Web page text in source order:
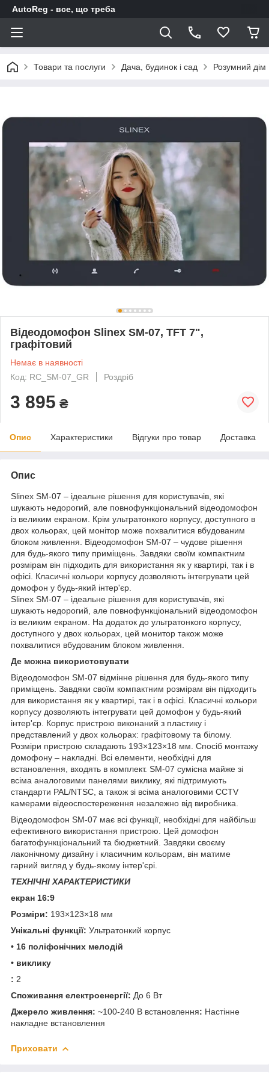
AutoReg - все, що треба
Товари та послуги Дача, будинок і сад Розумний дім
Відеодомофон Slinex SM-07, TFT 7",
графітовий
Немає в наявності
Код: RC_SM-07_GR
Роздріб
3 895 ₴
Опис Характеристики Відгуки про товар Доставка
Опис
Slinex SM-07 – ідеальне рішення для користувачів, які
шукають недорогий, але повнофункціональний відеодомофон
із великим екраном. Крім ультратонкого корпусу, доступного в
двох кольорах, цей монітор може похвалитися вбудованим
блоком живлення. Відеодомофон SM-07 – чудове рішення
для будь-якого типу приміщень. Завдяки своїм компактним
розмірам він підходить для використання як у квартирі, так і в
офісі. Класичні кольори корпусу дозволяють інтегрувати цей
домофон у будь-який інтер'єр.
Slinex SM-07 – ідеальне рішення для користувачів, які
шукають недорогий, але повнофункціональний відеодомофон
із великим екраном. На додаток до ультратонкого корпусу,
доступного у двох кольорах, цей монитор також може
похвалитися вбудованим блоком живлення.
Де можна використовувати
Відеодомофон SM-07 відмінне рішення для будь-якого типу
приміщень. Завдяки своїм компактним розмірам він підходить
для використання як у квартирі, так і в офісі. Класичні кольори
корпусу дозволяють інтегрувати цей домофон у будь-який
інтер'єр. Корпус пристрою виконаний з пластику і
представлений у двох кольорах: графітовому та білому.
Розміри пристрою складають 193×123×18 мм. Спосіб монтажу
домофону – накладні. Всі елементи, необхідні для
встановлення, входять в комплект. ЅМ-07 сумісна майже зі
всіма аналоговими панелями виклику, які підтримують
стандарти PAL/NTSC, а також зі всіма аналоговими CCTV
камерами відеоспостереження незалежно від виробника.
Відеодомофон SM-07 має всі функції, необхідні для найбільш
ефективного використання пристрою. Цей домофон
багатофункціональний та бюджетний. Завдяки своєму
лаконічному дизайну і класичним кольорам, він матиме
гарний вигляд у будь-якому інтер'єрі.
ТЕХНІЧНІ ХАРАКТЕРИСТИКИ
екран 16:9
Розміри: 193×123×18 мм
Унікальні функції: Ультратонкий корпус
• 16 поліфонічних мелодій
• виклику
: 2
Споживання електроенергії: До 6 Вт
Джерело живлення: ~100-240 B встановлення: Настінне
накладне встановлення
Приховати